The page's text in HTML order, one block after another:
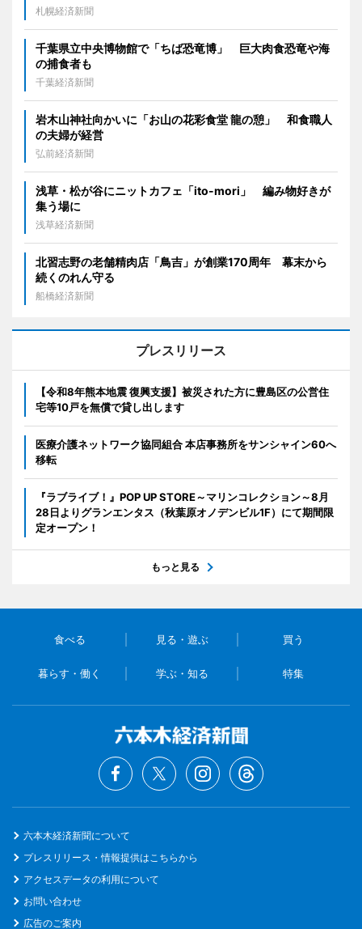
札幌経済新聞
千葉県立中央博物館で「ちば恐竜博」 巨大肉食恐竜や海
の捕食者も
千葉経済新聞
岩木山神社向かいに「お山の花彩食堂 龍の憩」 和食職人
の夫婦が経営
弘前経済新聞
浅草・松が谷にニットカフェ「ito-mori」 編み物好きが
集う場に
浅草経済新聞
北習志野の老舗精肉店「鳥吉」が創業170周年 幕末から
続くのれん守る
船橋経済新聞
プレスリリース
【令和8年熊本地震 復興支援】被災された方に豊島区の公営住
宅等10戸を無償で貸し出します
医療介護ネットワーク協同組合 本店事務所をサンシャイン60へ
移転
『ラブライブ！』POP UP STORE～マリンコレクション～8月
28日よりグランエンタス（秋葉原オノデンビル1F）にて期間限
定オープン！
もっと見る
食べる 見る・遊ぶ 買う
暮らす・働く 学ぶ・知る 特集
六本木経済新聞について
プレスリリース・情報提供はこちらから
アクセスデータの利用について
お問い合わせ
広告のご案内